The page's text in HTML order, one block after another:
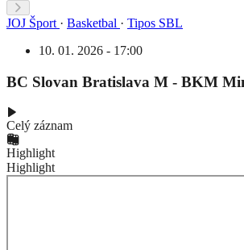
JOJ Šport · Basketbal · Tipos SBL
10. 01. 2026 - 17:00
BC Slovan Bratislava M - BKM
Celý záznam
Highlight
Highlight